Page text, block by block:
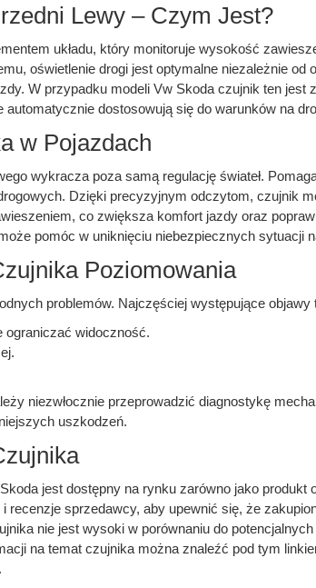
Lewy – Czym Jest?
układu, który monitoruje wysokość
oświetlenie drogi jest optymalne niezależnie od
W przypadku modeli Vw Skoda czujnik ten jest
dostosowują się do warunków na
w Pojazdach
wykracza poza samą regulację świateł.
Dzięki precyzyjnym odczytom, czujnik
co zwiększa komfort jazdy oraz
pomóc w uniknięciu niebezpiecznych sytuacji
Poziomowania
problemów. Najczęściej występujące objawy
ograniczać widoczność.
niezwłocznie przeprowadzić diagnostykę
uszkodzeń.
jest dostępny na rynku zarówno jako produkt
sprzedawcy, aby upewnić się, że
nie jest wysoki w porównaniu do
na temat czujnika można znaleźć pod tym
.